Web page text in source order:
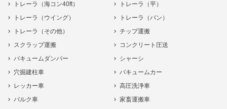
トレーラ（海コン40ft）
トレーラ（平）
トレーラ（ウイング）
トレーラ（バン）
トレーラ（その他）
チップ運搬
スクラップ運搬
コンクリート圧送
バキュームダンパー
シャーシ
穴掘建柱車
バキュームカー
レッカー車
高圧洗浄車
バルク車
家畜運搬車